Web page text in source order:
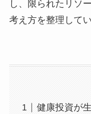
し、限られたリソ
考え方を整理して
健康投資が